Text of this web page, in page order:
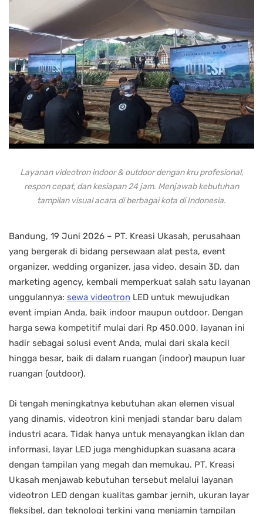
Layanan videotron indoor & outdoor dengan kru profesional,
respon cepat, dan kesiapan 24 jam. Menjawab kebutuhan
tampilan visual acara di berbagai kota di Indonesia.
Bandung, 19 Juni 2026 – PT. Kreasi Ukasah, perusahaan
yang bergerak di bidang persewaan alat pesta, event
organizer, wedding organizer, jasa video, desain 3D, dan
marketing agency, kembali memperkuat salah satu layanan
unggulannya: sewa videotron LED untuk mewujudkan
event impian Anda, baik indoor maupun outdoor. Dengan
harga sewa kompetitif mulai dari Rp 450.000, layanan ini
hadir sebagai solusi event Anda, mulai dari skala kecil
hingga besar, baik di dalam ruangan (indoor) maupun luar
ruangan (outdoor).
Di tengah meningkatnya kebutuhan akan elemen visual
yang dinamis, videotron kini menjadi standar baru dalam
industri acara. Tidak hanya untuk menayangkan iklan dan
informasi, layar LED juga menghidupkan suasana acara
dengan tampilan yang megah dan memukau. PT. Kreasi
Ukasah menjawab kebutuhan tersebut melalui layanan
videotron LED dengan kualitas gambar jernih, ukuran layar
fleksibel, dan teknologi terkini yang menjamin tampilan